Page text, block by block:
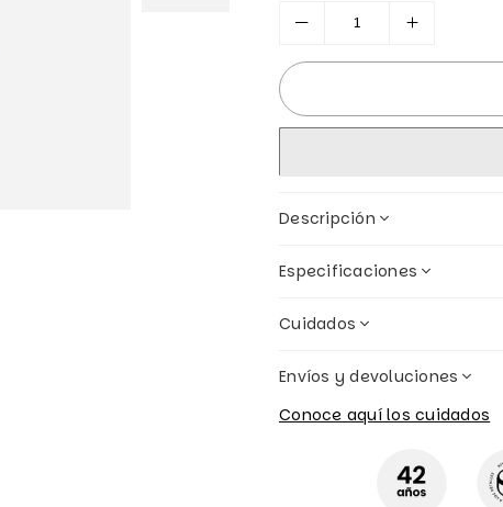
Descripción
Especificaciones
Cuidados
Envíos y devoluciones
Conoce aquí los cuidados